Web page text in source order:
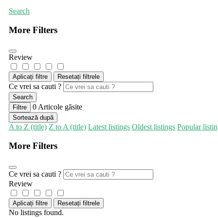
Search
More Filters
Review
Aplicați filtre Resetați filtrele
Ce vrei sa cauti ?
Search
Filtre
0 Articole găsite
Sortează după
A to Z (title) Z to A (title) Latest listings Oldest listings Popular
More Filters
Ce vrei sa cauti ?
Review
Aplicați filtre Resetați filtrele
No listings found.